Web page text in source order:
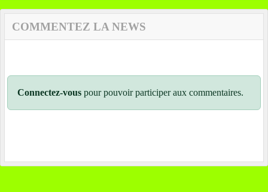
COMMENTEZ LA NEWS
Connectez-vous pour pouvoir participer aux commentaires.